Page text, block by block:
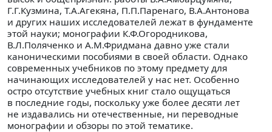
Г.Г.Кузмина, Т.А.Агекяна, П.П.Паренаго, В.А.Антонова
и других наших исследователей лежат в фундаменте
этой науки; монографии К.Ф.Огородникова,
В.Л.Поляченко и А.М.Фридмана давно уже стали
каноническими пособиями в своей области. Однако
современных учебников по этому предмету для
начинающих исследователей у нас нет. Особенно
остро отсутствие учебных книг стало ощущаться
в последние годы, поскольку уже более десяти лет
не издавались ни отечественные, ни переводные
монографии и обзоры по этой тематике.